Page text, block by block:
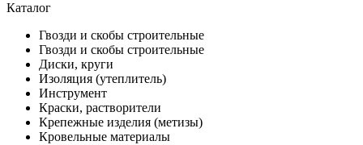
Каталог
Гвозди и скобы строительные
Гвозди и скобы строительные
Диски, круги
Изоляция (утеплитель)
Инструмент
Краски, растворители
Крепежные изделия (метизы)
Кровельные материалы